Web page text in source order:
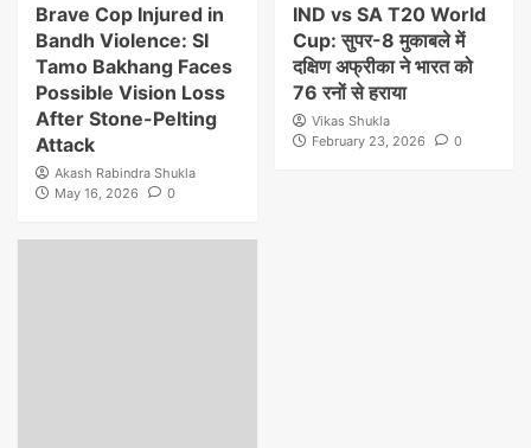
Brave Cop Injured in
Bandh Violence: SI
Tamo Bakhang Faces
Possible Vision Loss
After Stone-Pelting
Attack
Akash Rabindra Shukla
May 16, 2026
0
IND vs SA T20 World
Cup: सुपर-8 मुकाबले में
दक्षिण अफ्रीका ने भारत को
76 रनों से हराया
Vikas Shukla
February 23, 2026
0